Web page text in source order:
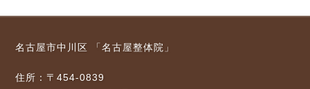
名古屋市中川区 「名古屋整体院」
住所：〒454-0839